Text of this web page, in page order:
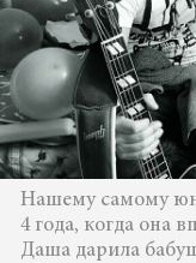
Нашему самому
4 года, когда она
Даша дарила